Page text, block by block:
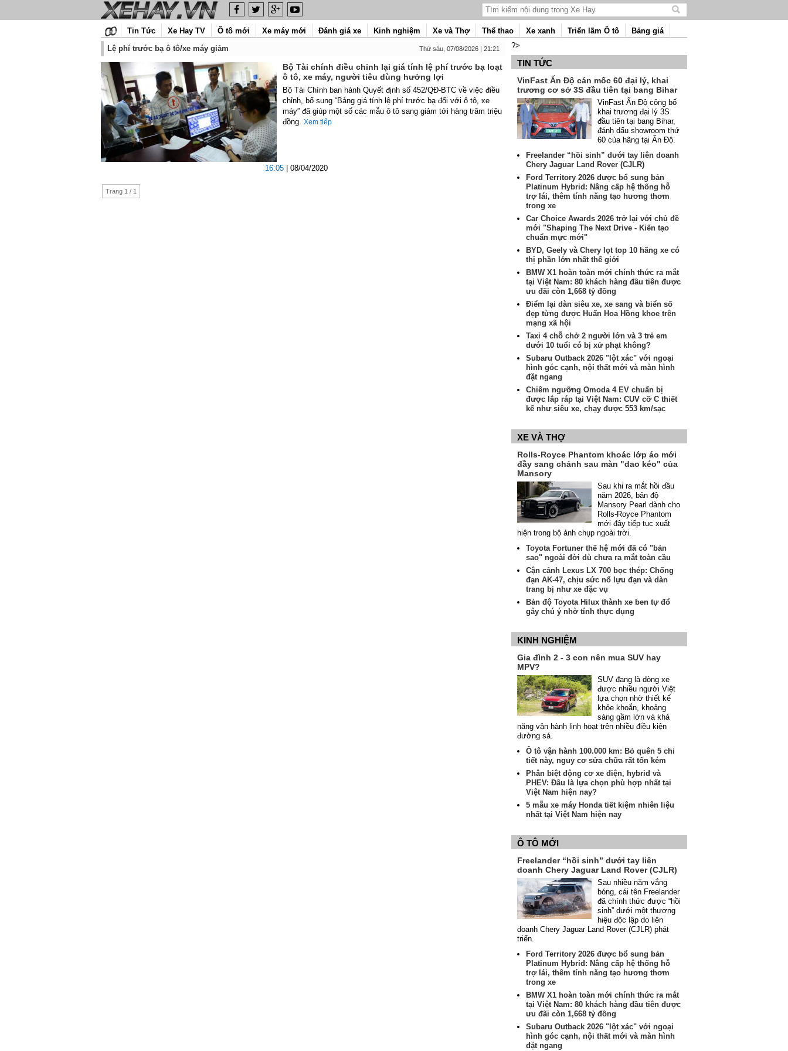
Tìm
nội
Tin Tức Xe Hay TV Ô tô mới Xe máy mới Đánh giá xe Kinh nghiệm Xe và Thợ Thể thao Xe xanh Triển lãm Ô tô
Bảng giá
Lệ phí trước bạ ô tô/xe máy giảm
Thứ sáu, 07/08/2026 | 21:21
Bộ Tài chính điều chỉnh lại giá tính lệ phí trước bạ loạt
ô tô, xe máy, người tiêu dùng hưởng lợi
16:05 | 08/04/2020
Bộ Tài Chính ban hành Quyết định số 452/QĐ-BTC về việc điều
chỉnh, bổ sung “Bảng giá tính lệ phí trước bạ đối với ô tô, xe
máy” đã giúp một số các mẫu ô tô sang giảm tới hàng trăm triệu
đồng. Xem tiếp
Trang 1 / 1
?>
TIN TỨC
VinFast Ấn Độ cán mốc 60 đại lý, khai
trương cơ sở 3S đầu tiên tại bang Bihar
VinFast Ấn Độ công bố
khai trương đại lý 3S
đầu tiên tại bang Bihar,
đánh dấu showroom thứ
60 của hãng tại Ấn Độ.
Freelander “hồi sinh” dưới tay liên doanh
Chery Jaguar Land Rover (CJLR)
Ford Territory 2026 được bổ sung bản
Platinum Hybrid: Nâng cấp hệ thống hỗ
trợ lái, thêm tính năng tạo hương thơm
trong xe
Car Choice Awards 2026 trở lại với chủ đề
mới "Shaping The Next Drive - Kiến tạo
chuẩn mực mới"
BYD, Geely và Chery lọt top 10 hãng xe có
thị phần lớn nhất thế giới
BMW X1 hoàn toàn mới chính thức ra mắt
tại Việt Nam: 80 khách hàng đầu tiên được
ưu đãi còn 1,668 tỷ đồng
Điểm lại dàn siêu xe, xe sang và biển số
đẹp từng được Huấn Hoa Hồng khoe trên
mạng xã hội
Taxi 4 chỗ chở 2 người lớn và 3 trẻ em
dưới 10 tuổi có bị xử phạt không?
Subaru Outback 2026 "lột xác" với ngoại
hình góc cạnh, nội thất mới và màn hình
đặt ngang
Chiêm ngưỡng Omoda 4 EV chuẩn bị
được lắp ráp tại Việt Nam: CUV cỡ C thiết
kế như siêu xe, chạy được 553 km/sạc
XE VÀ THỢ
Rolls-Royce Phantom khoác lớp áo mới
đầy sang chảnh sau màn "dao kéo" của
Mansory
Sau khi ra mắt hồi đầu
năm 2026, bản độ
Mansory Pearl dành cho
Rolls-Royce Phantom
mới đây tiếp tục xuất
hiện trong bộ ảnh chụp ngoài trời.
Toyota Fortuner thế hệ mới đã có "bản
sao" ngoài đời dù chưa ra mắt toàn cầu
Cận cảnh Lexus LX 700 bọc thép: Chống
đạn AK-47, chịu sức nổ lựu đạn và dàn
trang bị như xe đặc vụ
Bản độ Toyota Hilux thành xe ben tự đổ
gây chú ý nhờ tính thực dụng
KINH NGHIỆM
Gia đình 2 - 3 con nên mua SUV hay
MPV?
SUV đang là dòng xe
được nhiều người Việt
lựa chọn nhờ thiết kế
khỏe khoắn, khoảng
sáng gầm lớn và khả
năng vận hành linh hoạt trên nhiều điều kiện
đường sá.
Ô tô vận hành 100.000 km: Bỏ quên 5 chi
tiết này, nguy cơ sửa chữa rất tốn kém
Phân biệt động cơ xe điện, hybrid và
PHEV: Đâu là lựa chọn phù hợp nhất tại
Việt Nam hiện nay?
5 mẫu xe máy Honda tiết kiệm nhiên liệu
nhất tại Việt Nam hiện nay
Ô TÔ MỚI
Freelander “hồi sinh” dưới tay liên
doanh Chery Jaguar Land Rover (CJLR)
Sau nhiều năm vắng
bóng, cái tên Freelander
đã chính thức được “hồi
sinh” dưới một thương
hiệu độc lập do liên
doanh Chery Jaguar Land Rover (CJLR) phát
triển.
Ford Territory 2026 được bổ sung bản
Platinum Hybrid: Nâng cấp hệ thống hỗ
trợ lái, thêm tính năng tạo hương thơm
trong xe
BMW X1 hoàn toàn mới chính thức ra mắt
tại Việt Nam: 80 khách hàng đầu tiên được
ưu đãi còn 1,668 tỷ đồng
Subaru Outback 2026 "lột xác" với ngoại
hình góc cạnh, nội thất mới và màn hình
đặt ngang